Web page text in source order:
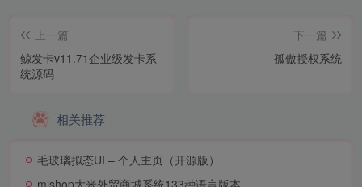
上一篇
鲸发卡v11.71企业级发卡系
统源码
下一篇
孤傲授权系统
相关推荐
毛玻璃拟态UI – 个人主页（开源版）
mishop大米外贸商城系统133种语言版本